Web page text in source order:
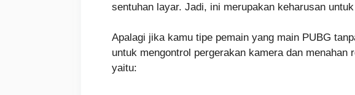
sentuhan layar. Jadi, ini merupakan keharusan
Apalagi jika kamu tipe pemain yang main PUBG
untuk mengontrol pergerakan kamera dan
yaitu: